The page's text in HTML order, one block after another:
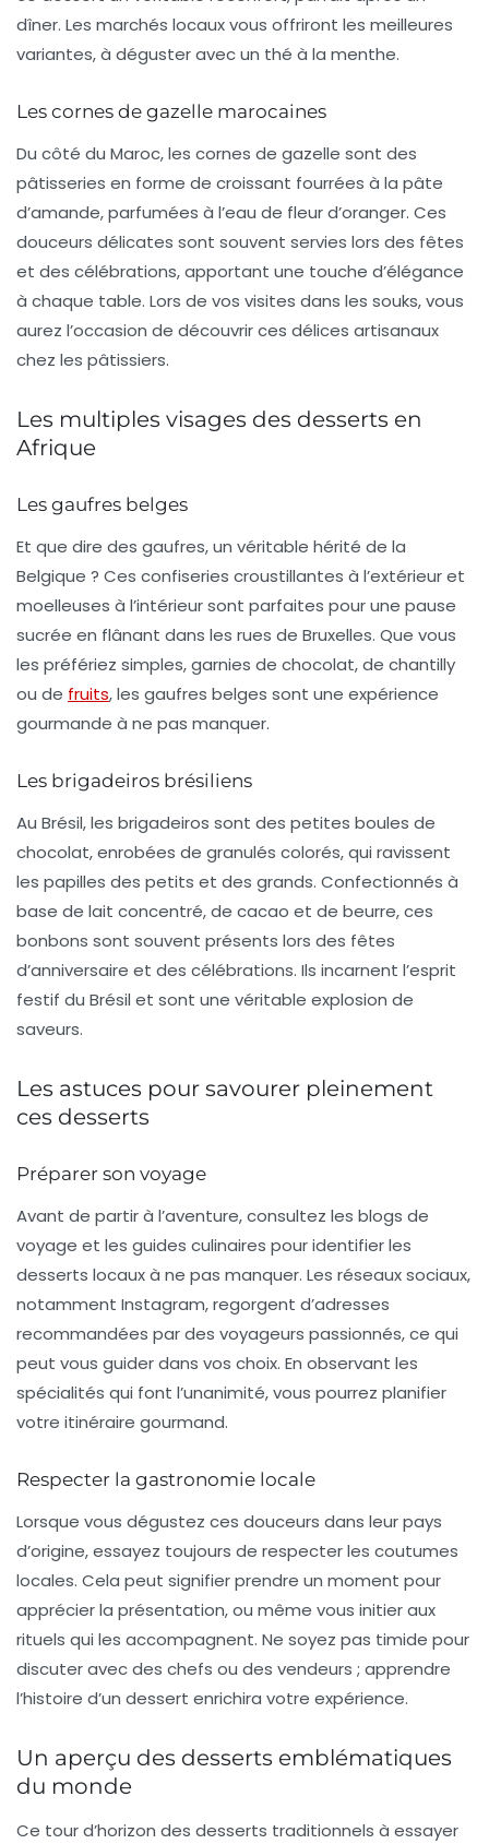
dîner. Les marchés locaux vous offriront les meilleures
variantes, à déguster avec un thé à la menthe.
Les cornes de gazelle marocaines
Du côté du Maroc, les cornes de gazelle sont des
pâtisseries en forme de croissant fourrées à la pâte
d’amande, parfumées à l’eau de fleur d’oranger. Ces
douceurs délicates sont souvent servies lors des fêtes
et des célébrations, apportant une touche d’élégance
à chaque table. Lors de vos visites dans les souks, vous
aurez l’occasion de découvrir ces délices artisanaux
chez les pâtissiers.
Les multiples visages des desserts en
Afrique
Les gaufres belges
Et que dire des gaufres, un véritable hérité de la
Belgique ? Ces confiseries croustillantes à l’extérieur et
moelleuses à l’intérieur sont parfaites pour une pause
sucrée en flânant dans les rues de Bruxelles. Que vous
les préfériez simples, garnies de chocolat, de chantilly
ou de fruits, les gaufres belges sont une expérience
gourmande à ne pas manquer.
Les brigadeiros brésiliens
Au Brésil, les brigadeiros sont des petites boules de
chocolat, enrobées de granulés colorés, qui ravissent
les papilles des petits et des grands. Confectionnés à
base de lait concentré, de cacao et de beurre, ces
bonbons sont souvent présents lors des fêtes
d’anniversaire et des célébrations. Ils incarnent l’esprit
festif du Brésil et sont une véritable explosion de
saveurs.
Les astuces pour savourer pleinement
ces desserts
Préparer son voyage
Avant de partir à l’aventure, consultez les blogs de
voyage et les guides culinaires pour identifier les
desserts locaux à ne pas manquer. Les réseaux sociaux,
notamment Instagram, regorgent d’adresses
recommandées par des voyageurs passionnés, ce qui
peut vous guider dans vos choix. En observant les
spécialités qui font l’unanimité, vous pourrez planifier
votre itinéraire gourmand.
Respecter la gastronomie locale
Lorsque vous dégustez ces douceurs dans leur pays
d’origine, essayez toujours de respecter les coutumes
locales. Cela peut signifier prendre un moment pour
apprécier la présentation, ou même vous initier aux
rituels qui les accompagnent. Ne soyez pas timide pour
discuter avec des chefs ou des vendeurs ; apprendre
l’histoire d’un dessert enrichira votre expérience.
Un aperçu des desserts emblématiques
du monde
Ce tour d’horizon des desserts traditionnels à essayer